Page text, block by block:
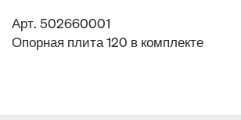
Арт. 502660001
Опорная плита 120 в комплекте